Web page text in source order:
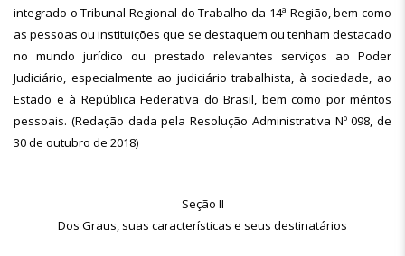
integrado o Tribunal Regional do Trabalho da 14ª Região, bem como
as pessoas ou instituições que se destaquem ou tenham destacado
no mundo jurídico ou prestado relevantes serviços ao Poder
Judiciário, especialmente ao judiciário trabalhista, à sociedade, ao
Estado e à República Federativa do Brasil, bem como por méritos
pessoais. (Redação dada pela Resolução Administrativa Nº 098, de
30 de outubro de 2018)
Seção II
Dos Graus, suas características e seus destinatários